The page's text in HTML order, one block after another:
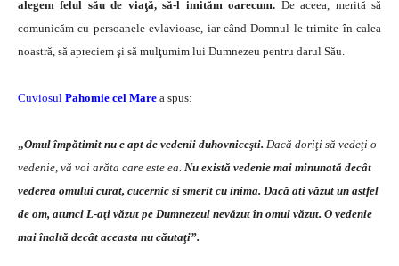
alegem felul său de viaţă, să-l imităm oarecum. De aceea, merită să
comunicăm cu persoanele evlavioase, iar când Domnul le trimite în calea
noastră, să apreciem şi să mulţumim lui Dumnezeu pentru darul Său.
Cuviosul Pahomie cel Mare a spus:
„Omul împătimit nu e apt de vedenii duhovni­ceşti. Dacă doriţi să vedeţi o
vedenie, vă voi arăta care este ea. Nu există vedenie mai minunată decât
vederea omului curat, cucernic si smerit cu inima. Dacă ati văzut un astfel
de om, atunci L-aţi văzut pe Dumneze­ul nevăzut în omul văzut. O vedenie
mai înaltă decât aceasta nu căutaţi”.